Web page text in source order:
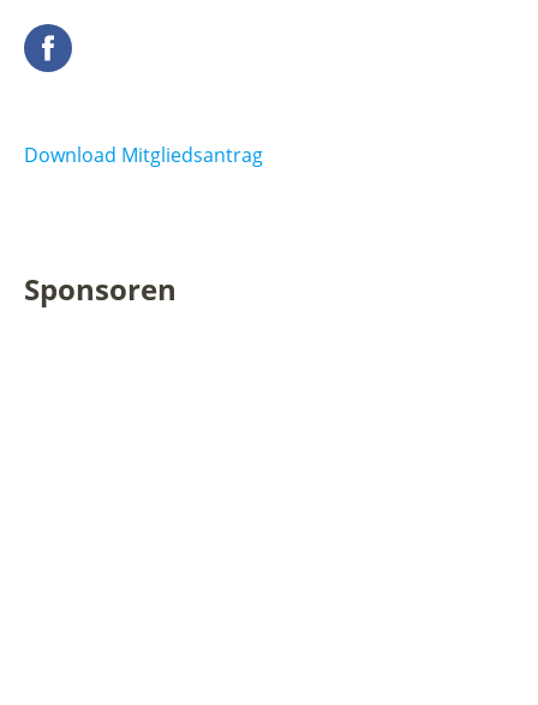
Download Mitgliedsantrag
Sponsoren